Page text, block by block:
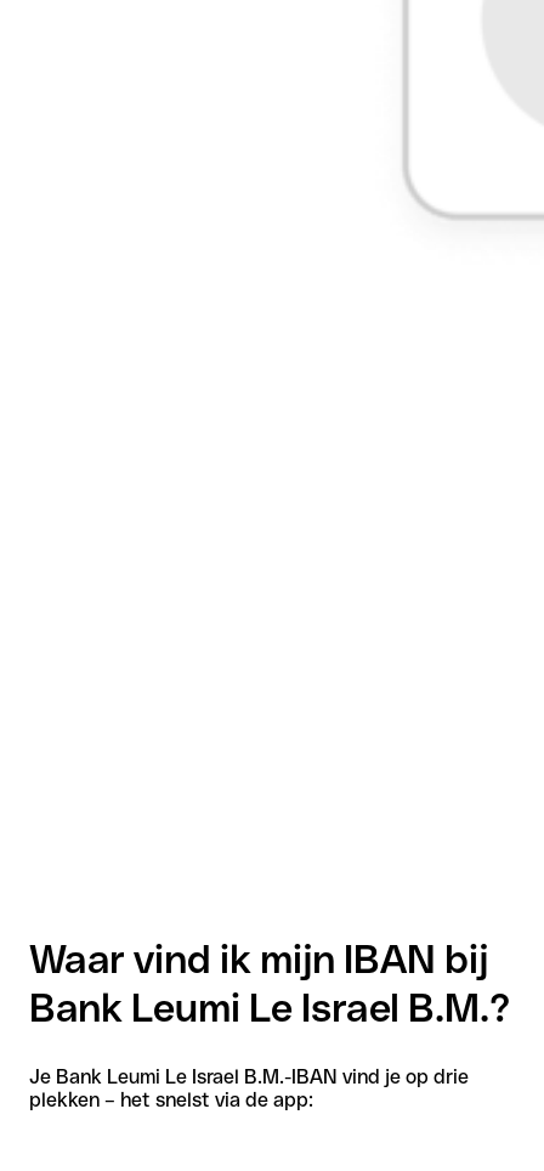
Waar vind ik mijn IBAN bij
Bank Leumi Le Israel B.M.?
Je Bank Leumi Le Israel B.M.-IBAN vind je op drie
plekken – het snelst via de app: